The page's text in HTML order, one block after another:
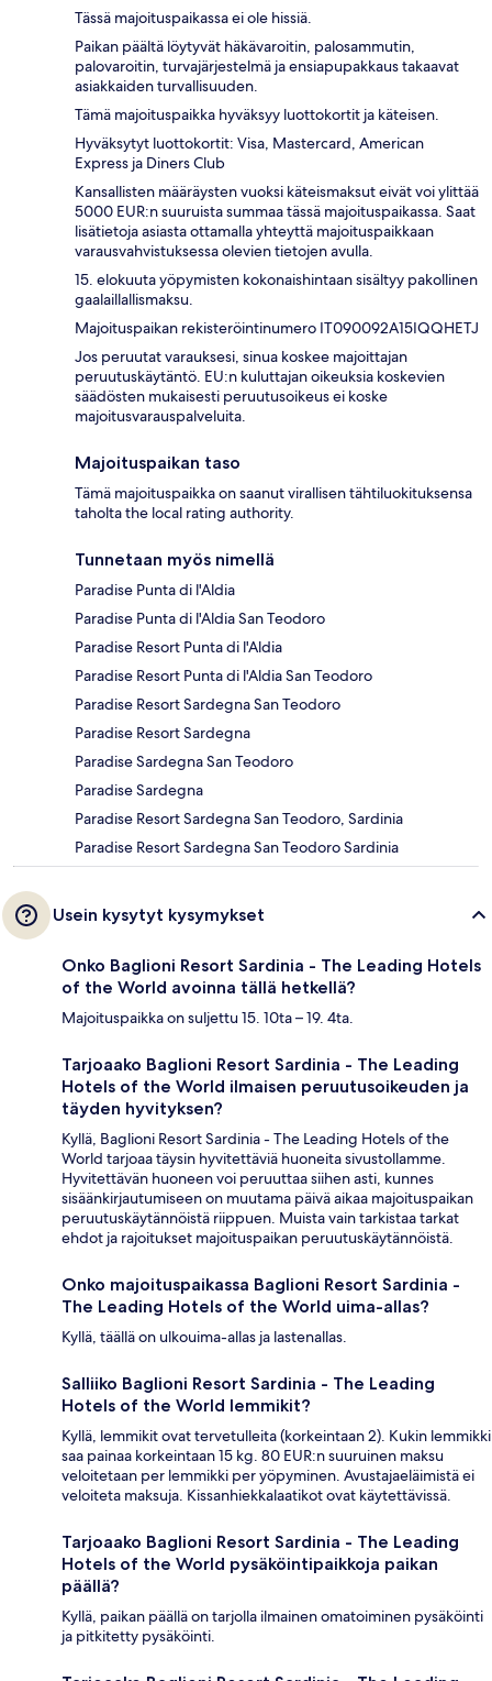
Tässä majoituspaikassa ei ole hissiä.
Paikan päältä löytyvät häkävaroitin, palosammutin,
palovaroitin, turvajärjestelmä ja ensiapupakkaus takaavat
asiakkaiden turvallisuuden.
Tämä majoituspaikka hyväksyy luottokortit ja käteisen.
Hyväksytyt luottokortit: Visa, Mastercard, American
Express ja Diners Club
Kansallisten määräysten vuoksi käteismaksut eivät voi ylittää
5000 EUR:n suuruista summaa tässä majoituspaikassa. Saat
lisätietoja asiasta ottamalla yhteyttä majoituspaikkaan
varausvahvistuksessa olevien tietojen avulla.
15. elokuuta yöpymisten kokonaishintaan sisältyy pakollinen
gaalaillallismaksu.
Majoituspaikan rekisteröintinumero IT090092A15IQQHETJ
Jos peruutat varauksesi, sinua koskee majoittajan
peruutuskäytäntö. EU:n kuluttajan oikeuksia koskevien
säädösten mukaisesti peruutusoikeus ei koske
majoitusvarauspalveluita.
Majoituspaikan taso
Tämä majoituspaikka on saanut virallisen tähtiluokituksensa
taholta the local rating authority.
Tunnetaan myös nimellä
Paradise Punta di l'Aldia
Paradise Punta di l'Aldia San Teodoro
Paradise Resort Punta di l'Aldia
Paradise Resort Punta di l'Aldia San Teodoro
Paradise Resort Sardegna San Teodoro
Paradise Resort Sardegna
Paradise Sardegna San Teodoro
Paradise Sardegna
Paradise Resort Sardegna San Teodoro, Sardinia
Paradise Resort Sardegna San Teodoro Sardinia
Usein kysytyt kysymykset
Onko Baglioni Resort Sardinia - The Leading Hotels
of the World avoinna tällä hetkellä?
Majoituspaikka on suljettu 15. 10ta – 19. 4ta.
Tarjoaako Baglioni Resort Sardinia - The Leading
Hotels of the World ilmaisen peruutusoikeuden ja
täyden hyvityksen?
Kyllä, Baglioni Resort Sardinia - The Leading Hotels of the
World tarjoaa täysin hyvitettäviä huoneita sivustollamme.
Hyvitettävän huoneen voi peruuttaa siihen asti, kunnes
sisäänkirjautumiseen on muutama päivä aikaa majoituspaikan
peruutuskäytännöistä riippuen. Muista vain tarkistaa tarkat
ehdot ja rajoitukset majoituspaikan peruutuskäytännöistä.
Onko majoituspaikassa Baglioni Resort Sardinia -
The Leading Hotels of the World uima-allas?
Kyllä, täällä on ulkouima-allas ja lastenallas.
Salliiko Baglioni Resort Sardinia - The Leading
Hotels of the World lemmikit?
Kyllä, lemmikit ovat tervetulleita (korkeintaan 2). Kukin lemmikki
saa painaa korkeintaan 15 kg. 80 EUR:n suuruinen maksu
veloitetaan per lemmikki per yöpyminen. Avustajaeläimistä ei
veloiteta maksuja. Kissanhiekkalaatikot ovat käytettävissä.
Tarjoaako Baglioni Resort Sardinia - The Leading
Hotels of the World pysäköintipaikkoja paikan
päällä?
Kyllä, paikan päällä on tarjolla ilmainen omatoiminen pysäköinti
ja pitkitetty pysäköinti.